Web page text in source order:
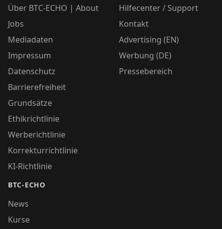
Über BTC-ECHO | About
Jobs
Mediadaten
Impressum
Datenschutz
Barrierefreiheit
Grundsätze
Ethikrichtlinie
Werberichtlinie
Korrekturrichtlinie
KI-Richtlinie
BTC-ECHO
News
Kurse
Hilfecenter / Support
Kontakt
Advertising (EN)
Werbung (DE)
Pressebereich